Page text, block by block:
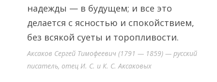
надежды — в будущем; и все это
делается с ясностью и спокойствием,
без всякой суеты и торопливости.
Аксаков Сергей Тимофеевич (1791 — 1859) — русский
писатель, отец И. С. и К. С. Аксаковых